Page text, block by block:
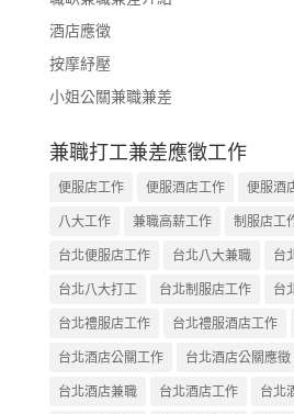
酒店應徵
按摩紓壓
小姐公關兼職兼差
兼職打工兼差應徵工作
便服店工作 便服酒店工作 便服酒
八大工作
兼職高薪工作 制服店工
台北便服店工作
台北八大兼職
台
台北八大打工
台北制服店工作
台
台北禮服店工作
台北禮服酒店工作
台北酒店公關工作
台北酒店公關應徵
台北酒店兼職
台北酒店工作
台北